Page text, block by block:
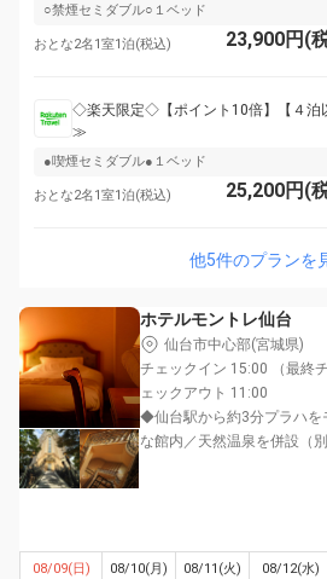
○禁煙セミダブル○１ベッド
おとな2名1室1泊(税込) 23,900円(
◇楽天限定◇【ポイント10倍】【４
≫
●喫煙セミダブル●１ベッド
おとな2名1室1泊(税込) 25,200円(
他5件のプランを
ホテルモントレ仙台
仙台市中心部(宮城県)
チェックイン 15:00 （最終
ェックアウト 11:00
◆仙台駅から約3分プラハを
な館内／天然温泉を併設（
08/09(日) 08/10(月) 08/11(火) 08/12(水)